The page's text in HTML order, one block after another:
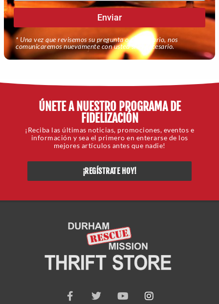
Enviar
* Una vez que revisemos su pregunta o comentario, nos
comunicaremos nuevamente con usted si es necesario.
ÚNETE A NUESTRO PROGRAMA DE
FIDELIZACIÓN
¡Reciba las últimas noticias, promociones, eventos e
información y sea el primero en enterarse de los
mejores artículos antes que nadie!
¡REGÍSTRATE HOY!
a
o
o
n